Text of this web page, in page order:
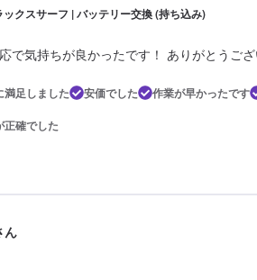
クスサーフ | バッテリー交換 (持ち込み)
で気持ちが良かったです！ ありがとうござ
満足しました 安価でした 作業が早かったです
正確でした
ん